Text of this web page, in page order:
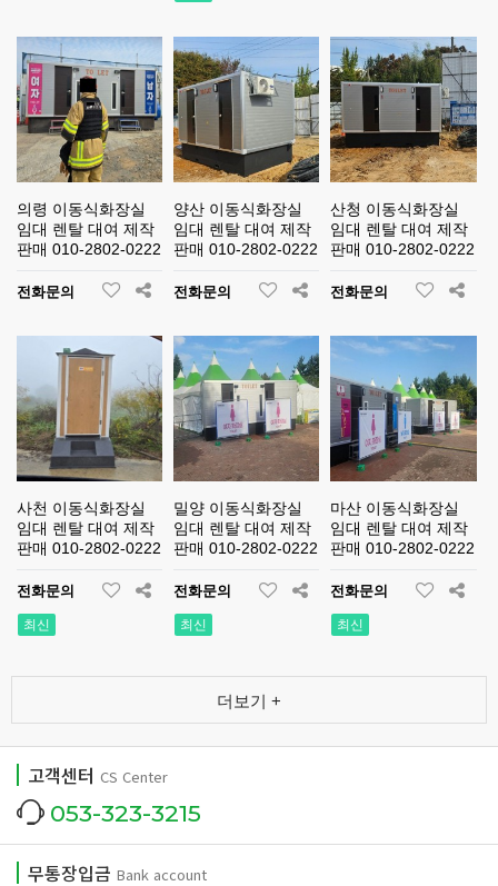
의령 이동식화장실
임대 렌탈 대여 제작
판매 010-2802-0222
전화문의
양산 이동식화장실
임대 렌탈 대여 제작
판매 010-2802-0222
전화문의
산청 이동식화장실
임대 렌탈 대여 제작
판매 010-2802-0222
전화문의
사천 이동식화장실
임대 렌탈 대여 제작
판매 010-2802-0222
전화문의
최신
밀양 이동식화장실
임대 렌탈 대여 제작
판매 010-2802-0222
전화문의
최신
마산 이동식화장실
임대 렌탈 대여 제작
판매 010-2802-0222
전화문의
최신
더보기 +
고객센터 CS Center
053-323-3215
무통장입금 Bank account